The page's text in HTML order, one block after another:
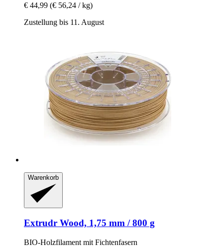
€ 44,99 (€ 56,24 / kg)
Zustellung bis 11. August
Warenkorb
Extrudr Wood, 1,75 mm / 800 g
BIO-​Holzfilament mit Fichtenfasern